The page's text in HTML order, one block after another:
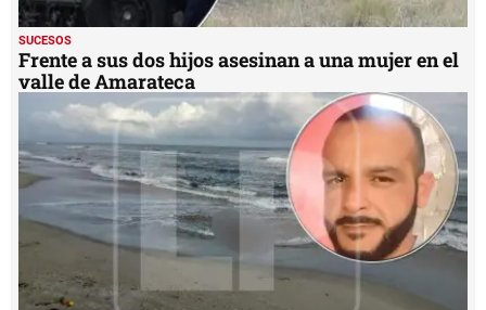
SUCESOS
Frente a sus dos hijos asesinan a una mujer en el
valle de Amarateca